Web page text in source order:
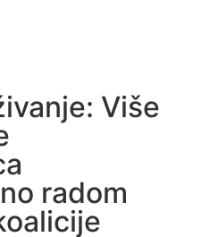
Više
radom